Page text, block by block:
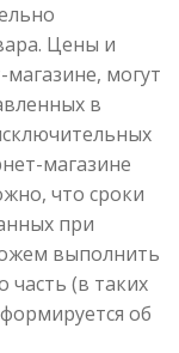
Цены и
могут
в
магазине
что сроки
при
выполнить
часть (в таких
об